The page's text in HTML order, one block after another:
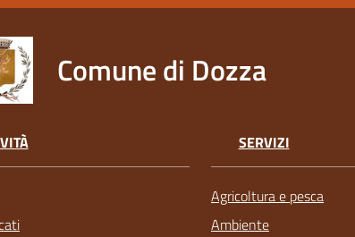
Comune di Dozza
SERVIZI
Agricoltura e pesca
Ambiente